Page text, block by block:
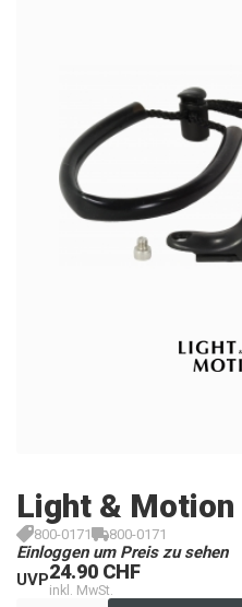
Light & Motion
800-0171 800-0171
Einloggen um Preis zu sehen
UVP24.90 CHF
inkl. MwSt.